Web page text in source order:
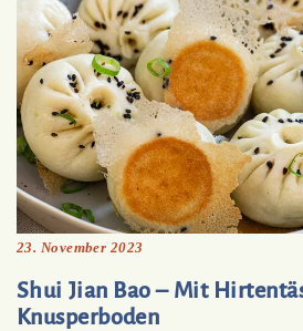
23. November 2023
Shui Jian Bao – Mit
Knusperboden